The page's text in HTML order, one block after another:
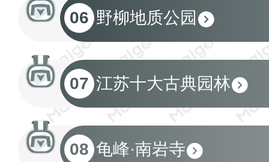
06 野柳地质公园
07 江苏十大古典园林
08 龟峰·南岩寺